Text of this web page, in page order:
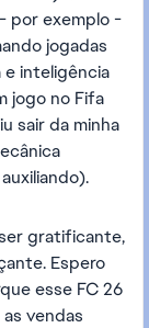
por exemplo -
jogadas
inteligência
jogo no Fifa
sair da minha
gratificante,
Espero
esse FC 26
vendas